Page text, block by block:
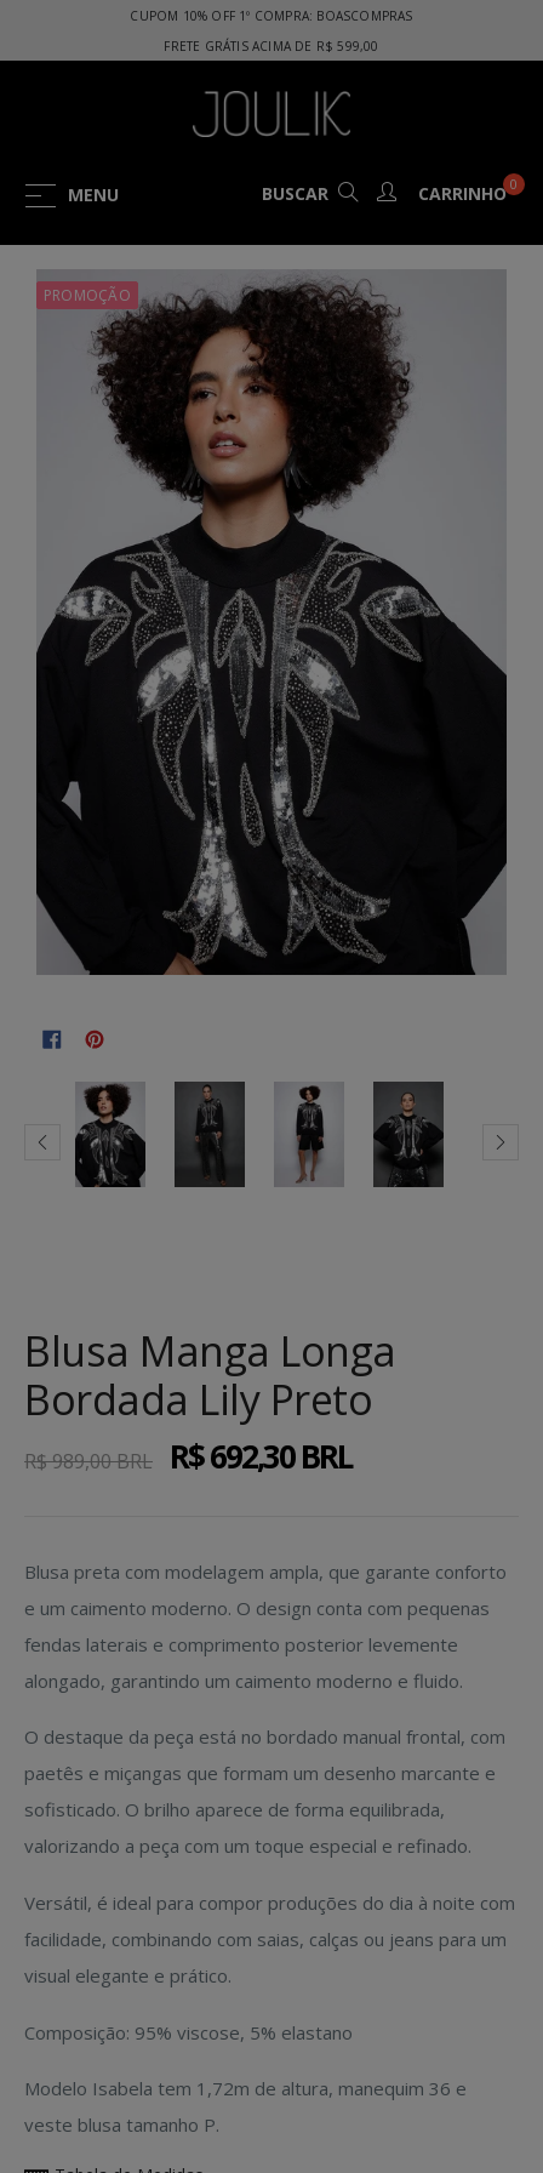
CARRINHO DE COMPRAS
o
CUPOM 10% OFF 1º COMPRA: BOASCOMPRAS
FRETE GRÁTIS ACIMA DE R$ 599,00
TOGGLE
MENU CARRINHO 0
BUSCAR
PROMOÇÃO
COMPARTILHE NO FACEBOOK
ADICIONE NO PINTEREST
Blusa Manga Longa
Bordada Lily Preto
Preço
R$ 989,00 BRL R$ 692,30 BRL
Blusa preta com modelagem ampla, que garante conforto
e um caimento moderno. O design conta com pequenas
fendas laterais e comprimento posterior levemente
alongado, garantindo um caimento moderno e fluido.
O destaque da peça está no bordado manual frontal, com
paetês e miçangas que formam um desenho marcante e
sofisticado. O brilho aparece de forma equilibrada,
valorizando a peça com um toque especial e refinado.
Versátil, é ideal para compor produções do dia à noite com
facilidade, combinando com saias, calças ou jeans para um
visual elegante e prático.
Composição: 95% viscose, 5% elastano
Modelo Isabela tem 1,72m de altura, manequim 36 e
veste blusa tamanho P.